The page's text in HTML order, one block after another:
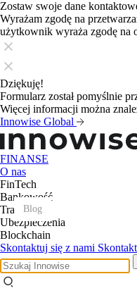
Zostaw swoje dane
Wyrażam zgodę na
użytkownik wyraża zgodę na
Dziękuję!
Formularz został pomyślnie
Więcej informacji można
Innowise Global
FINANSE
O nas
FinTech
Bankowość
Trading
Ubezpieczenia
Blockchain
Skontaktuj się z nami
Blog
Blog
Blog
Blog
Blog
Blog
Blog
Blog
Blog
Blog
Blog
Blog